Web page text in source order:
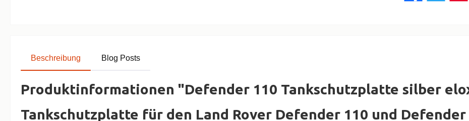
Beschreibung Blog Posts
Produktinformationen "Defender 110 Tankschutzplatte silber
Tankschutzplatte für den Land Rover Defender 110 und Defender